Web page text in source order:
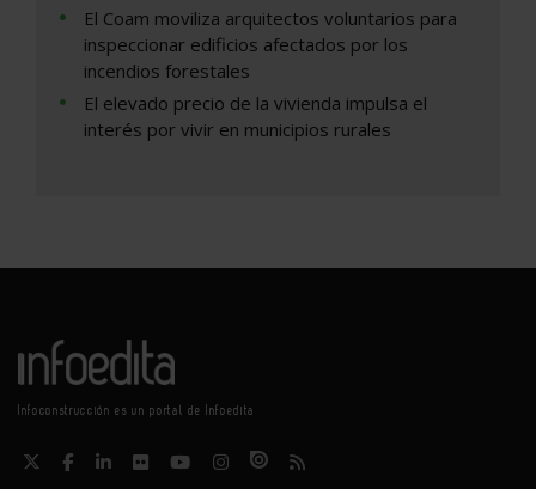
El Coam moviliza arquitectos voluntarios para
inspeccionar edificios afectados por los
incendios forestales
El elevado precio de la vivienda impulsa el
interés por vivir en municipios rurales
Infoconstrucción es un portal de Infoedita